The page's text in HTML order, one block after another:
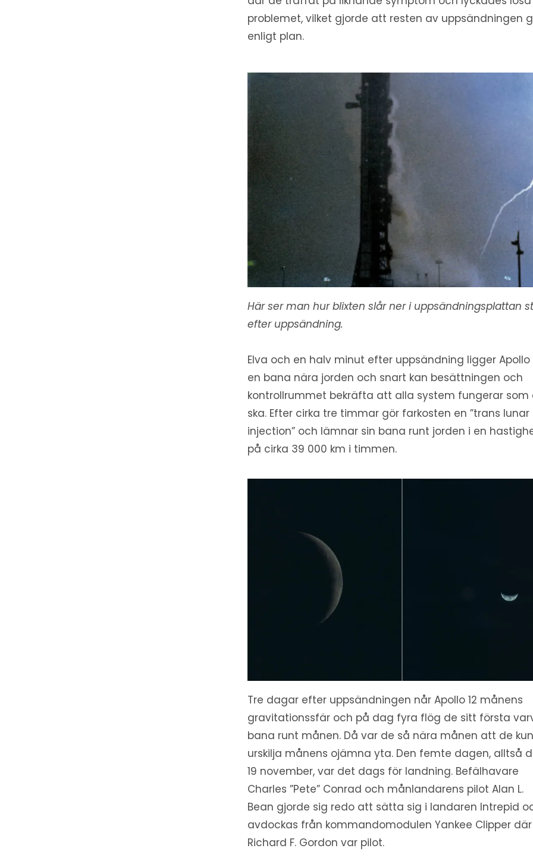
problemet, vilket gjorde att resten av uppsändningen
enligt plan.
Här ser man hur blixten slår ner i uppsändningsplattan
efter uppsändning.
Elva och en halv minut efter uppsändning ligger Apollo
en bana nära jorden och snart kan besättningen och
kontrollrummet bekräfta att alla system fungerar som
ska. Efter cirka tre timmar gör farkosten en ”trans lunar
injection” och lämnar sin bana runt jorden i en
på cirka 39 000 km i timmen.
Tre dagar efter uppsändningen når Apollo 12 månens
gravitationssfär och på dag fyra flög de sitt första
bana runt månen. Då var de så nära månen att de
urskilja månens ojämna yta. Den femte dagen, alltså
19 november, var det dags för landning. Befälhavare
Charles ”Pete” Conrad och månlandarens pilot Alan L.
Bean gjorde sig redo att sätta sig i landaren Intrepid
avdockas från kommandomodulen Yankee Clipper där
Richard F. Gordon var pilot.